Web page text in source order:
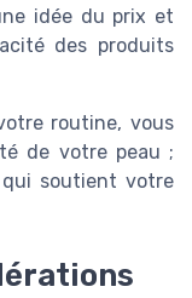
idée du prix et
des produits
routine, vous
de votre peau ;
soutient votre